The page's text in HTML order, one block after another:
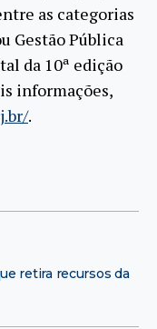
as categorias
Gestão Pública
da 10ª edição
informações,
.
retira recursos da